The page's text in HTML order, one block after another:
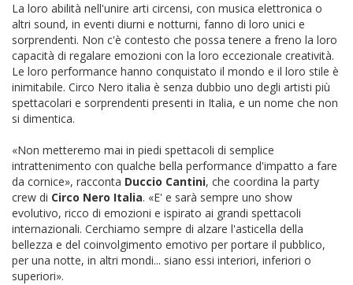
La loro abilità nell'unire arti circensi, con musica elettronica o
altri sound, in eventi diurni e notturni, fanno di loro unici e
sorprendenti. Non c'è contesto che possa tenere a freno la loro
capacità di regalare emozioni con la loro eccezionale creatività.
Le loro performance hanno conquistato il mondo e il loro stile è
inimitabile. Circo Nero italia è senza dubbio uno degli artisti più
spettacolari e sorprendenti presenti in Italia, e un nome che non
si dimentica.
«Non metteremo mai in piedi spettacoli di semplice
intrattenimento con qualche bella performance d'impatto a fare
da cornice», racconta Duccio Cantini, che coordina la party
crew di Circo Nero Italia. «E' e sarà sempre uno show
evolutivo, ricco di emozioni e ispirato ai grandi spettacoli
internazionali. Cerchiamo sempre di alzare l'asticella della
bellezza e del coinvolgimento emotivo per portare il pubblico,
per una notte, in altri mondi... siano essi interiori, inferiori o
superiori».